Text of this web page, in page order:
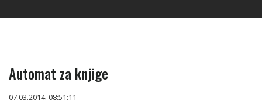
Automat za knjige
07.03.2014. 08:51:11